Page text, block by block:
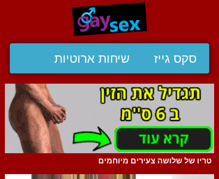
סקס גייז שיחות ארוטיות
טריו של שלושה צעירים מיוחמים